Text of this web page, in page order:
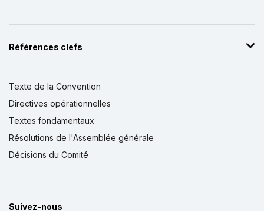
Références clefs
Texte de la Convention
Directives opérationnelles
Textes fondamentaux
Résolutions de l'Assemblée générale
Décisions du Comité
Suivez-nous